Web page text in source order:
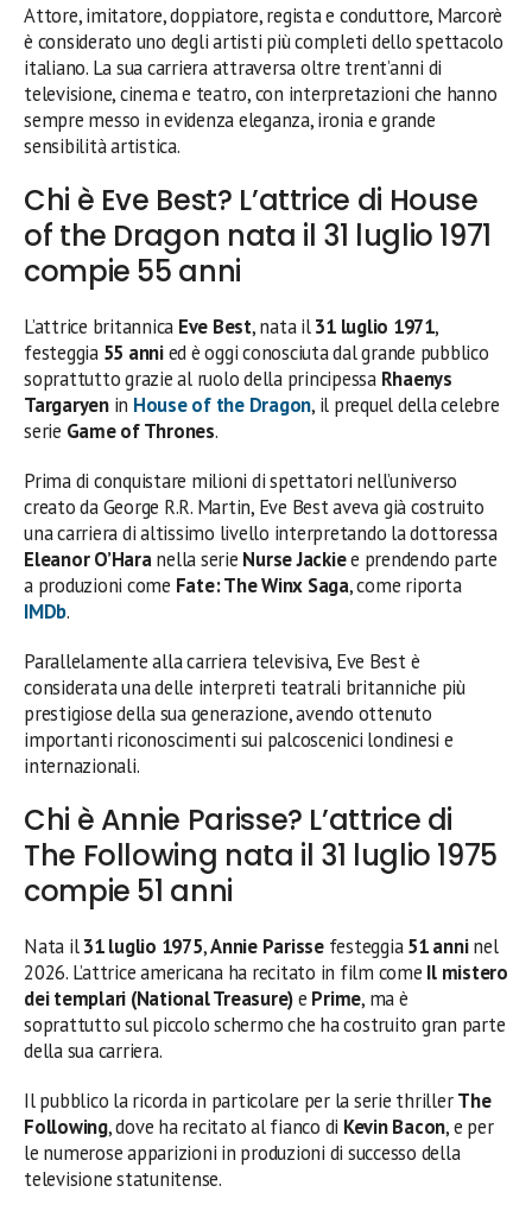
Attore, imitatore, doppiatore, regista e conduttore, Marcorè
è considerato uno degli artisti più completi dello spettacolo
italiano. La sua carriera attraversa oltre trent’anni di
televisione, cinema e teatro, con interpretazioni che hanno
sempre messo in evidenza eleganza, ironia e grande
sensibilità artistica.
Chi è Eve Best? L’attrice di House
of the Dragon nata il 31 luglio 1971
compie 55 anni
L’attrice britannica Eve Best, nata il31 luglio 1971,
festeggia 55 annied è oggi conosciuta dal grande pubblico
soprattutto grazie al ruolo della principessa Rhaenys
Targaryenin House of the Dragon, il prequel della celebre
serie Game of Thrones.
Prima di conquistare milioni di spettatori nell’universo
creato da George R.R. Martin, Eve Best aveva già costruito
una carriera di altissimo livello interpretando la dottoressa
Eleanor O’Haranella serie Nurse Jackiee prendendo parte
a produzioni come Fate: The Winx Saga, come riporta
IMDb.
Parallelamente alla carriera televisiva, Eve Best è
considerata una delle interpreti teatrali britanniche più
prestigiose della sua generazione, avendo ottenuto
importanti riconoscimenti sui palcoscenici londinesi e
internazionali.
Chi è Annie Parisse? L’attrice di
The Following nata il 31 luglio 1975
compie 51 anni
Nata il31 luglio 1975,Annie Parissefesteggia51 anninel
2026. L’attrice americana ha recitato in film come Il mistero
dei templari (National Treasure)e Prime, ma è
soprattutto sul piccolo schermo che ha costruito gran parte
della sua carriera.
Il pubblico la ricorda in particolare per la serie thrillerThe
Following, dove ha recitato al fianco di Kevin Bacon, e per
le numerose apparizioni in produzioni di successo della
televisione statunitense.